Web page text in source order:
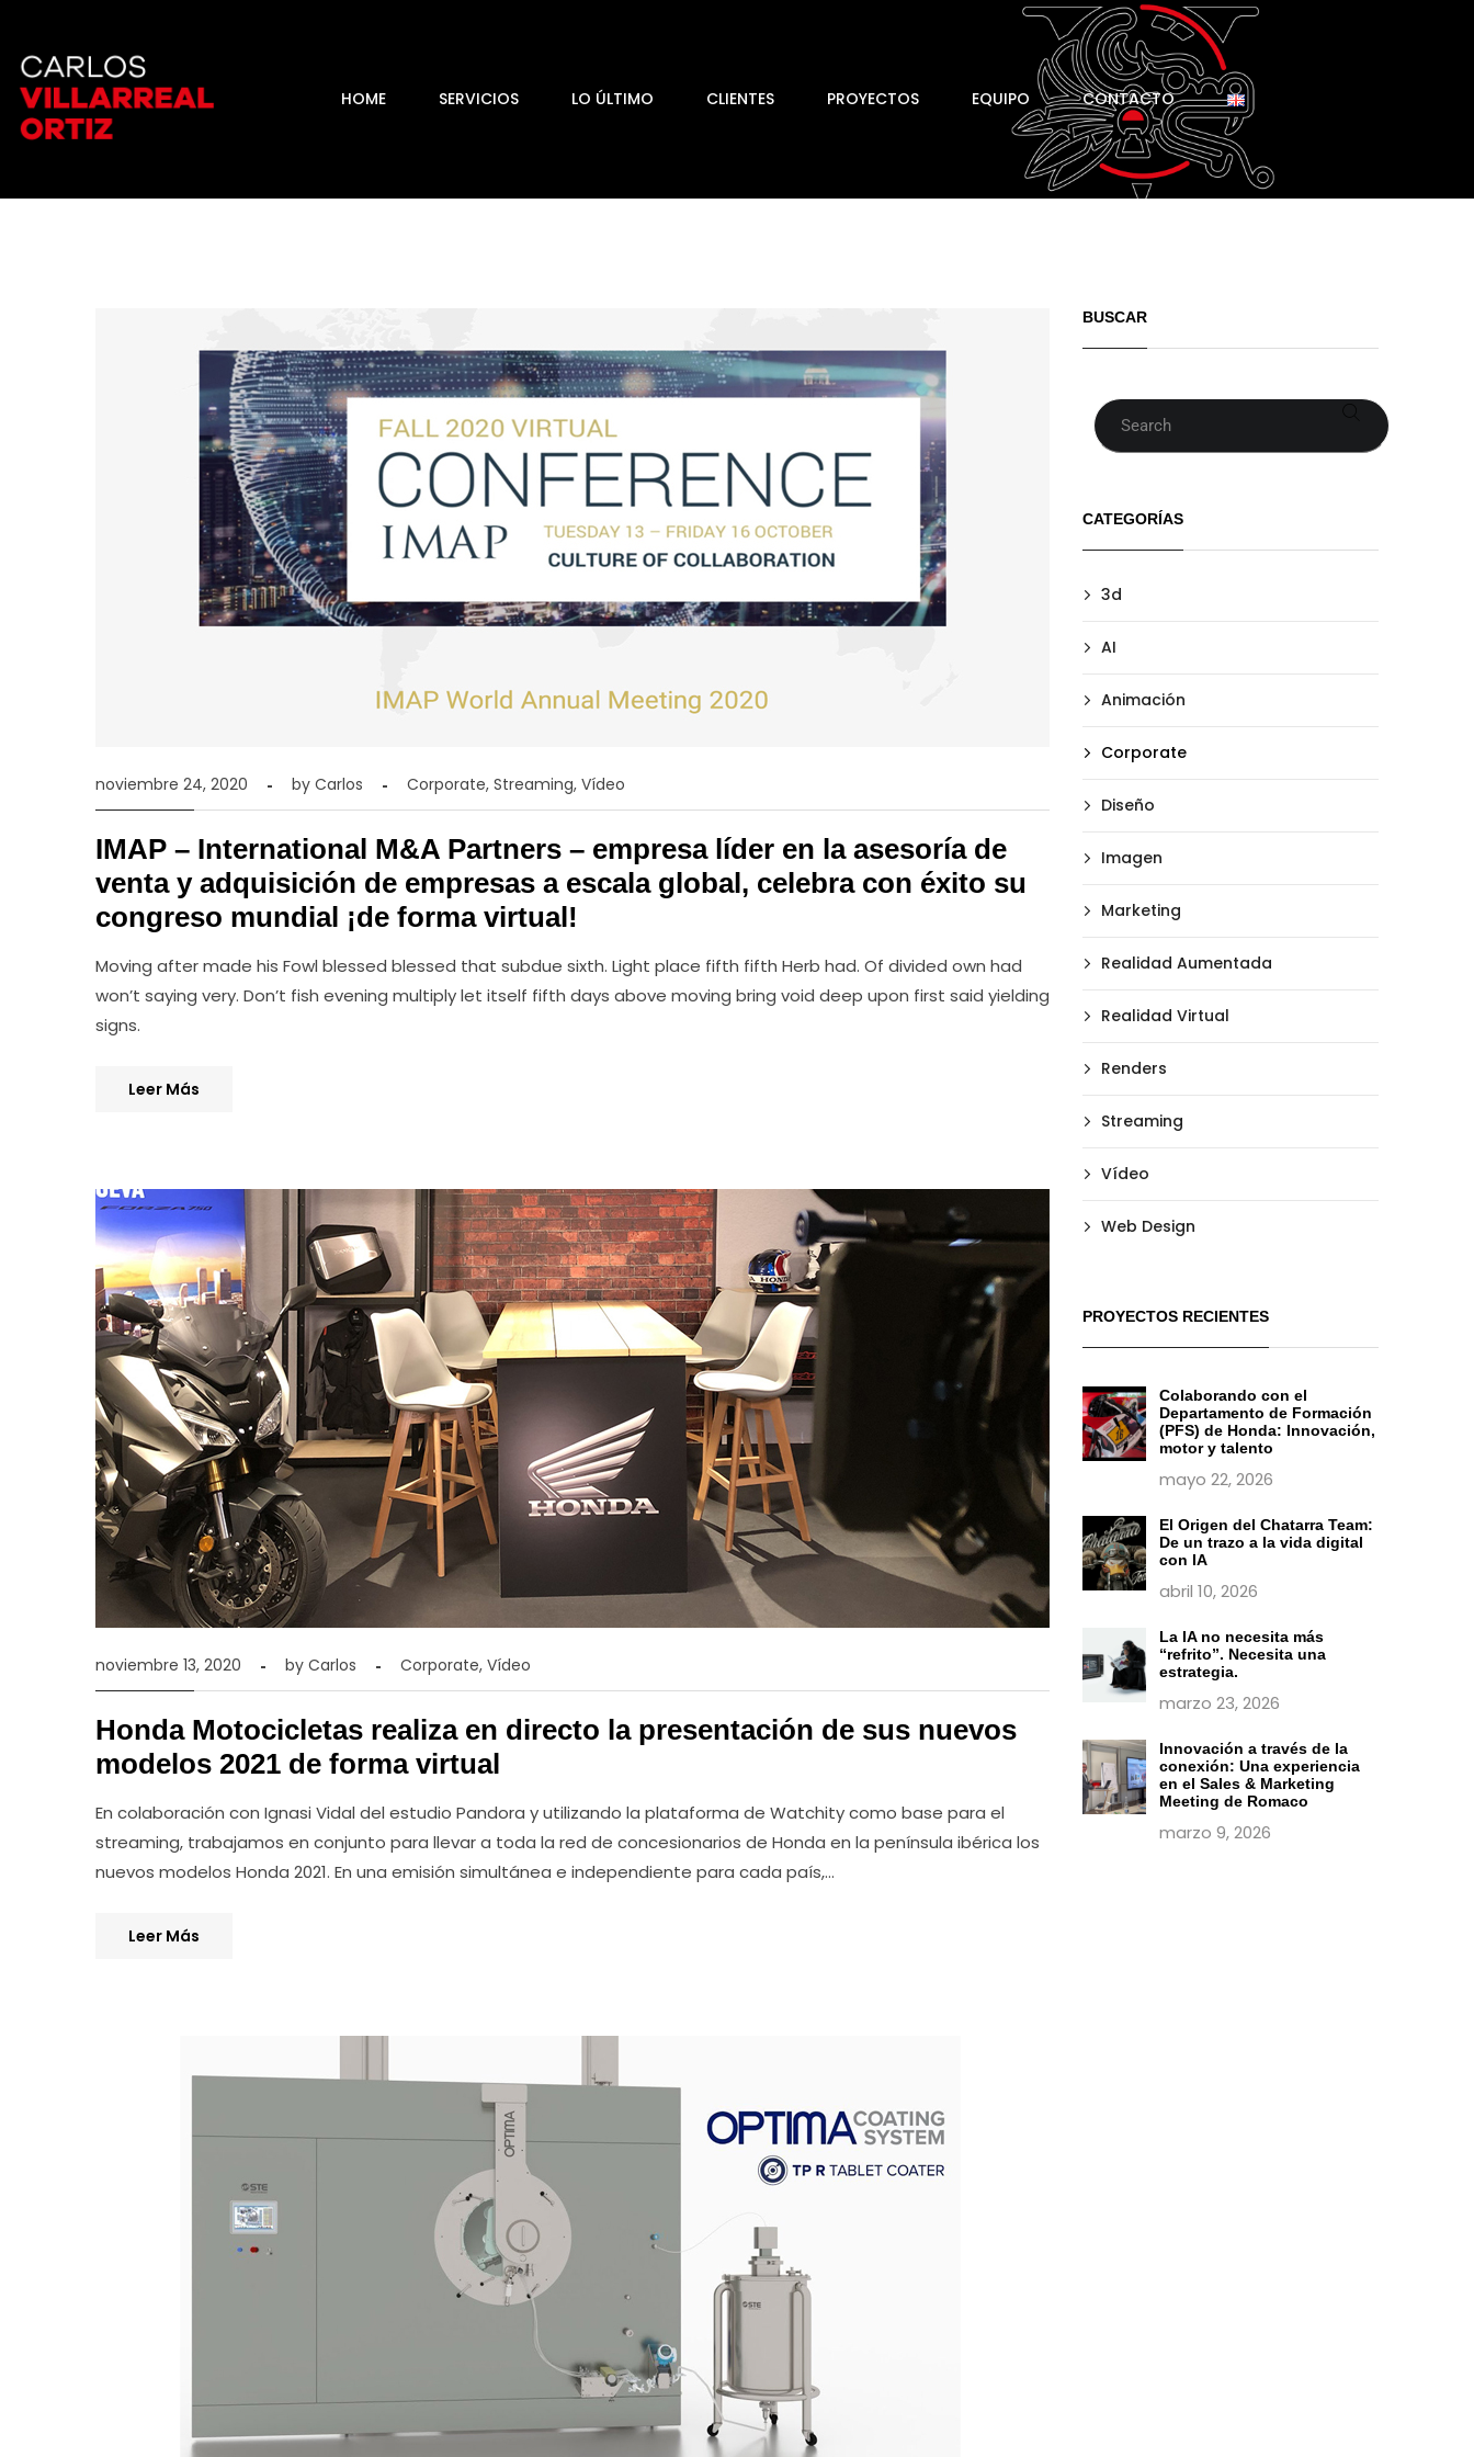
HOME SERVICIOS LO ÚLTIMO CLIENTES PROYECTOS EQUIPO CONTACTO
noviembre 24, 2020 by Carlos Corporate, Streaming, Vídeo
IMAP – International M&A Partners – empresa líder en la asesoría de
venta y adquisición de empresas a escala global, celebra con éxito su
congreso mundial ¡de forma virtual!
Moving after made his Fowl blessed blessed that subdue sixth. Light place fifth fifth Herb had. Of divided own had
won’t saying very. Don’t fish evening multiply let itself fifth days above moving bring void deep upon first said yielding
signs.
Leer Más
noviembre 13, 2020 by Carlos Corporate, Vídeo
Honda Motocicletas realiza en directo la presentación de sus nuevos
modelos 2021 de forma virtual
En colaboración con Ignasi Vidal del estudio Pandora y utilizando la plataforma de Watchity como base para el
streaming, trabajamos en conjunto para llevar a toda la red de concesionarios de Honda en la península ibérica los
nuevos modelos Honda 2021. En una emisión simultánea e independiente para cada país,…
Leer Más
BUSCAR
Buscar
CATEGORÍAS
3d
AI
Animación
Corporate
Diseño
Imagen
Marketing
Realidad Aumentada
Realidad Virtual
Renders
Streaming
Vídeo
Web Design
PROYECTOS RECIENTES
Colaborando con el
Departamento de Formación
(PFS) de Honda: Innovación,
motor y talento
mayo 22, 2026
El Origen del Chatarra Team:
De un trazo a la vida digital
con IA
abril 10, 2026
La IA no necesita más
“refrito”. Necesita una
estrategia.
marzo 23, 2026
Innovación a través de la
conexión: Una experiencia
en el Sales & Marketing
Meeting de Romaco
marzo 9, 2026